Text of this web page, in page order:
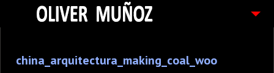
FOTOGRAFIAS
china_arquitectura_making_coal_woo